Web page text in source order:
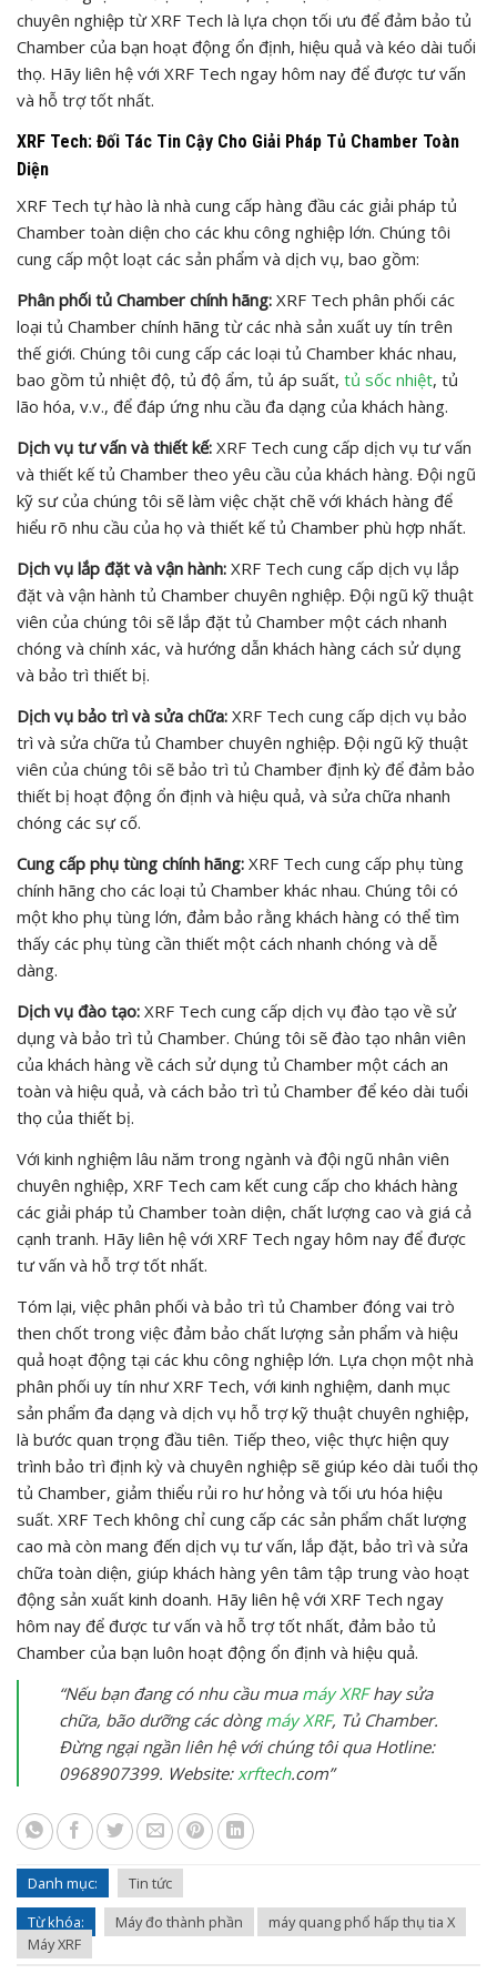
chuyên nghiệp từ XRF Tech là lựa chọn tối ưu để đảm bảo tủ
Chamber của bạn hoạt động ổn định, hiệu quả và kéo dài tuổi
thọ. Hãy liên hệ với XRF Tech ngay hôm nay để được tư vấn
và hỗ trợ tốt nhất.
XRF Tech: Đối Tác Tin Cậy Cho Giải Pháp Tủ Chamber Toàn
Diện
XRF Tech tự hào là nhà cung cấp hàng đầu các giải pháp tủ
Chamber toàn diện cho các khu công nghiệp lớn. Chúng tôi
cung cấp một loạt các sản phẩm và dịch vụ, bao gồm:
Phân phối tủ Chamber chính hãng: XRF Tech phân phối các
loại tủ Chamber chính hãng từ các nhà sản xuất uy tín trên
thế giới. Chúng tôi cung cấp các loại tủ Chamber khác nhau,
bao gồm tủ nhiệt độ, tủ độ ẩm, tủ áp suất, tủ sốc nhiệt, tủ
lão hóa, v.v., để đáp ứng nhu cầu đa dạng của khách hàng.
Dịch vụ tư vấn và thiết kế: XRF Tech cung cấp dịch vụ tư vấn
và thiết kế tủ Chamber theo yêu cầu của khách hàng. Đội ngũ
kỹ sư của chúng tôi sẽ làm việc chặt chẽ với khách hàng để
hiểu rõ nhu cầu của họ và thiết kế tủ Chamber phù hợp nhất.
Dịch vụ lắp đặt và vận hành: XRF Tech cung cấp dịch vụ lắp
đặt và vận hành tủ Chamber chuyên nghiệp. Đội ngũ kỹ thuật
viên của chúng tôi sẽ lắp đặt tủ Chamber một cách nhanh
chóng và chính xác, và hướng dẫn khách hàng cách sử dụng
và bảo trì thiết bị.
Dịch vụ bảo trì và sửa chữa: XRF Tech cung cấp dịch vụ bảo
trì và sửa chữa tủ Chamber chuyên nghiệp. Đội ngũ kỹ thuật
viên của chúng tôi sẽ bảo trì tủ Chamber định kỳ để đảm bảo
thiết bị hoạt động ổn định và hiệu quả, và sửa chữa nhanh
chóng các sự cố.
Cung cấp phụ tùng chính hãng: XRF Tech cung cấp phụ tùng
chính hãng cho các loại tủ Chamber khác nhau. Chúng tôi có
một kho phụ tùng lớn, đảm bảo rằng khách hàng có thể tìm
thấy các phụ tùng cần thiết một cách nhanh chóng và dễ
dàng.
Dịch vụ đào tạo: XRF Tech cung cấp dịch vụ đào tạo về sử
dụng và bảo trì tủ Chamber. Chúng tôi sẽ đào tạo nhân viên
của khách hàng về cách sử dụng tủ Chamber một cách an
toàn và hiệu quả, và cách bảo trì tủ Chamber để kéo dài tuổi
thọ của thiết bị.
Với kinh nghiệm lâu năm trong ngành và đội ngũ nhân viên
chuyên nghiệp, XRF Tech cam kết cung cấp cho khách hàng
các giải pháp tủ Chamber toàn diện, chất lượng cao và giá cả
cạnh tranh. Hãy liên hệ với XRF Tech ngay hôm nay để được
tư vấn và hỗ trợ tốt nhất.
Tóm lại, việc phân phối và bảo trì tủ Chamber đóng vai trò
then chốt trong việc đảm bảo chất lượng sản phẩm và hiệu
quả hoạt động tại các khu công nghiệp lớn. Lựa chọn một nhà
phân phối uy tín như XRF Tech, với kinh nghiệm, danh mục
sản phẩm đa dạng và dịch vụ hỗ trợ kỹ thuật chuyên nghiệp,
là bước quan trọng đầu tiên. Tiếp theo, việc thực hiện quy
trình bảo trì định kỳ và chuyên nghiệp sẽ giúp kéo dài tuổi thọ
tủ Chamber, giảm thiểu rủi ro hư hỏng và tối ưu hóa hiệu
suất. XRF Tech không chỉ cung cấp các sản phẩm chất lượng
cao mà còn mang đến dịch vụ tư vấn, lắp đặt, bảo trì và sửa
chữa toàn diện, giúp khách hàng yên tâm tập trung vào hoạt
động sản xuất kinh doanh. Hãy liên hệ với XRF Tech ngay
hôm nay để được tư vấn và hỗ trợ tốt nhất, đảm bảo tủ
Chamber của bạn luôn hoạt động ổn định và hiệu quả.
“Nếu bạn đang có nhu cầu mua máy XRFhay sửa
chữa, bão dưỡng các dòngmáy XRF, Tủ Chamber.
Đừng ngại ngần liên hệ với chúng tôi qua Hotline:
0968907399. Website: xrftech.com”
Danh mục:
Tin tức
Từ khóa:
Máy đo thành phần
máy quang phổ hấp thụ tia X
Máy XRF